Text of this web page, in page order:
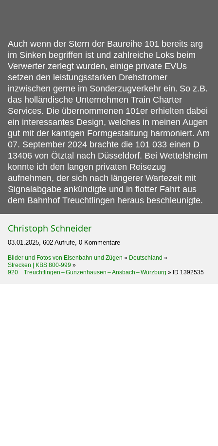
Auch wenn der Stern der Baureihe 101 bereits arg
im Sinken begriffen ist und zahlreiche Loks beim
Verwerter zerlegt wurden, einige private EVUs
setzen den leistungsstarken Drehstromer
inzwischen gerne im Sonderzugverkehr ein. So z.B.
das holländische Unternehmen Train Charter
Services. Die übernommenen 101er erhielten dabei
ein interessantes Design, welches in meinen Augen
gut mit der kantigen Formgestaltung harmoniert. Am
07. September 2024 brachte die 101 033 einen D
13406 von Ötztal nach Düsseldorf. Bei Wettelsheim
konnte ich den langen privaten Reisezug
aufnehmen, der sich nach längerer Wartezeit mit
Signalabgabe ankündigte und in flotter Fahrt aus
dem Bahnhof Treuchtlingen heraus beschleunigte.
Christoph Schneider
03.01.2025, 602 Aufrufe, 0 Kommentare
Bilder und Fotos von Eisenbahn und Zügen » Deutschland »
Strecken | KBS 800-999 »
920 Treuchtlingen – Gunzenhausen – Ansbach – Würzburg » ID 1392535